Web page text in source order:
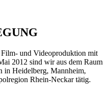
Film- und Videoproduktion mit
2012 sind wir aus dem Raum
in Heidelberg, Mannheim,
Rhein-Neckar tätig.